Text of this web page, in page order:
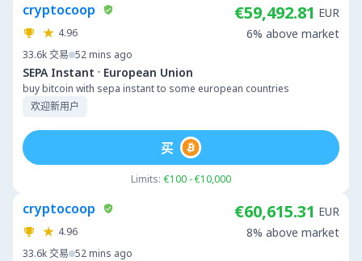
cryptocoop
4.96
33.6k交易 52 mins ago
SEPA Instant · European Union
buy bitcoin with sepa instant to some european countries
欢迎新用户
€59,492.81 EUR
6% above market
Limits: €100 - €10,000
买
cryptocoop
4.96
33.6k交易 52 mins ago
€60,615.31 EUR
8% above market